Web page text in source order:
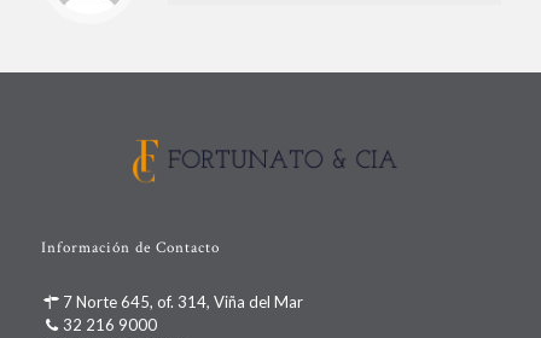
Información de Contacto
7 Norte 645, of. 314, Viña del Mar
32 216 9000